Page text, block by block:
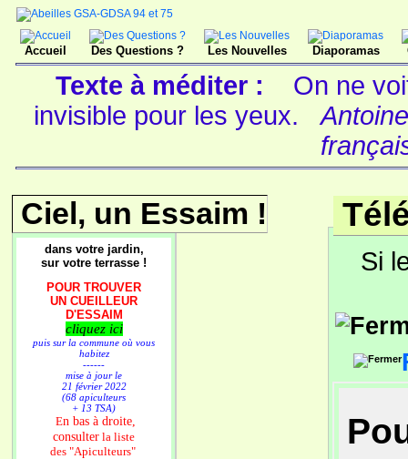
Accueil Des Questions ? Les Nouvelles Diaporamas
Texte à méditer :
On ne
invisible pour les yeux.
Ciel, un Essaim !
dans votre jardin,
sur votre terrasse !
POUR TROUVER
UN CUEILLEUR
D'ESSAIM
cliquez ici
puis sur la commune où vous
habitez
------
mise à jour le
21 février 2022
(68 apiculteurs
+ 13 TSA)
En bas à droite,
consulter la liste
des "Apiculteurs"
Si